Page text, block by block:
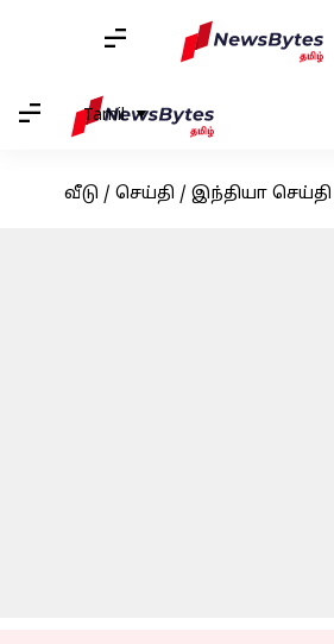
Tamil
வீடு / செய்தி / இந்தியா செய்தி